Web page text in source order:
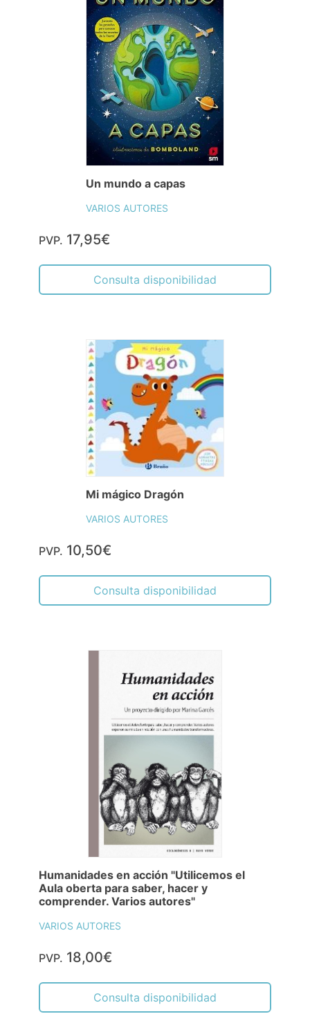
Un mundo a capas
VARIOS AUTORES
PVP. 17,95€
Consulta disponibilidad
Mi mágico Dragón
VARIOS AUTORES
PVP. 10,50€
Consulta disponibilidad
Humanidades en acción "Utilicemos el
Aula oberta para saber, hacer y
comprender. Varios autores"
VARIOS AUTORES
PVP. 18,00€
Consulta disponibilidad